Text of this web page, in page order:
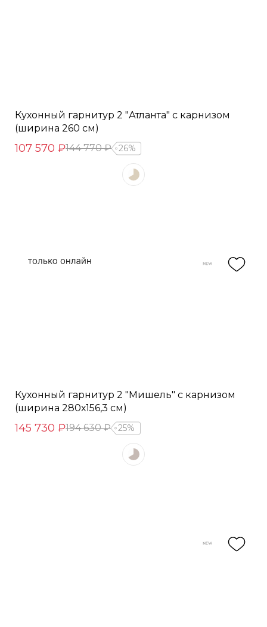
Кухонный гарнитур 2 "Атланта" с карнизом
(ширина 260 см)
107 570 ₽144 770 ₽ 26%
Кухонный гарнитур 2 "Мишель" с карнизом
(ширина 280х156,3 см)
145 730 ₽194 630 ₽ 25%